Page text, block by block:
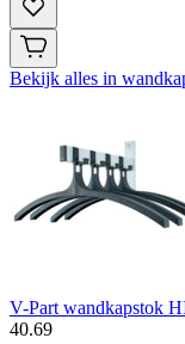
Bekijk alles in
V-Part wandkapstok
40.69